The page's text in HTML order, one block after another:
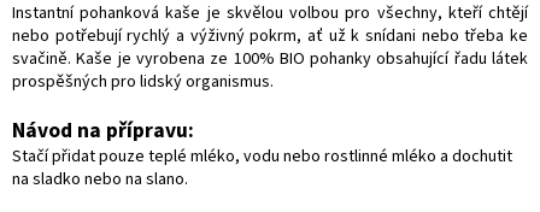
Instantní pohanková kaše je skvělou volbou pro všechny, kteří chtějí
nebo potřebují rychlý a výživný pokrm, ať už k snídani nebo třeba ke
svačině. Kaše je vyrobena ze 100% BIO pohanky obsahující řadu látek
prospěšných pro lidský organismus.
Návod na přípravu:
Stačí přidat pouze teplé mléko, vodu nebo rostlinné mléko a dochutit
na sladko nebo na slano.